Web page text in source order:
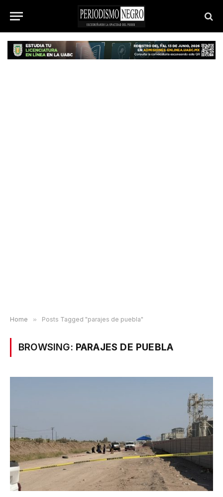
Home » Posts Tagged "parajes de puebla"
BROWSING: PARAJES DE PUEBLA